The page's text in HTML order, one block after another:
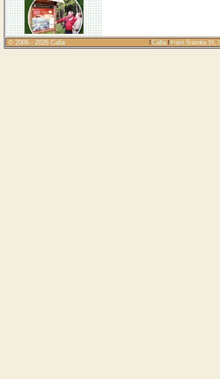
© 2006 - 2026 Calla Calla Fráni Šrámka 35,